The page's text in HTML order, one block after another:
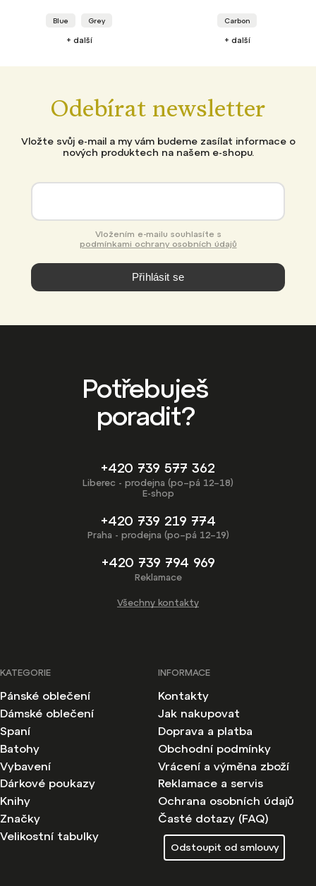
Blue Grey
+ další
Carbon
+ další
Odebírat newsletter
Vložte svůj e-mail a my vám budeme zasílat informace o
nových produktech na našem e-shopu.
podmínkami ochrany osobních údajů
Přihlásit se
Potřebuješ
poradit?
+420 739 577 362
Liberec - prodejna (po–pá 12–18)
E-shop
+420 739 219 774
Praha - prodejna (po–pá 12–19)
+420 739 794 969
Reklamace
Všechny kontakty
KATEGORIE
Pánské oblečení
Dámské oblečení
Spaní
Batohy
Vybavení
Dárkové poukazy
Knihy
Značky
Velikostní tabulky
INFORMACE
Kontakty
Jak nakupovat
Doprava a platba
Obchodní podmínky
Vrácení a výměna zboží
Reklamace a servis
Ochrana osobních údajů
Časté dotazy (FAQ)
Odstoupit od smlouvy